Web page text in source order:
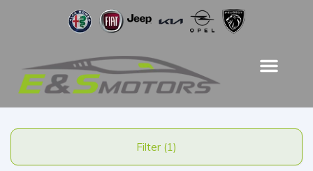
Filter (1)